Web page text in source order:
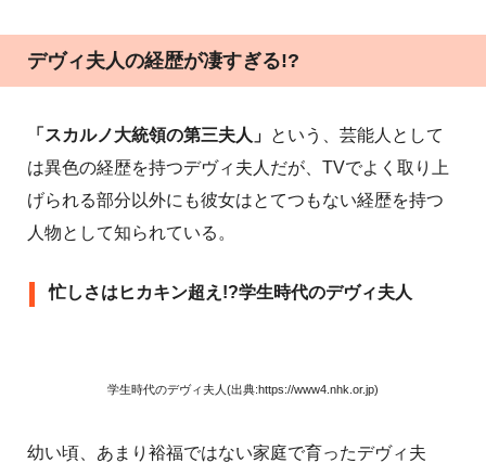
デヴィ夫人の経歴が凄すぎる!?
「スカルノ大統領の第三夫人」 という、芸能人として
は異色の経歴を持つデヴィ夫人だが、TVでよく取り上
げられる部分以外にも彼女はとてつもない経歴を持つ
人物として知られている。
忙しさはヒカキン超え!?学生時代のデヴィ夫人
学生時代のデヴィ夫人(出典:https://www4.nhk.or.jp)
幼い頃、あまり裕福ではない家庭で育ったデヴィ夫